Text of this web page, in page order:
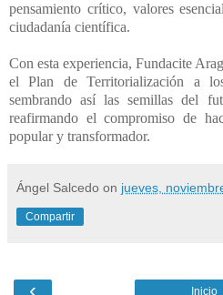
pensamiento crítico, valores
ciudadanía científica.
Con esta experiencia, Fundacite
el Plan de Territorialización a
sembrando así las semillas del
reafirmando el compromiso de
popular y transformador.
Ángel Salcedo on jueves,
Compartir
Inicio